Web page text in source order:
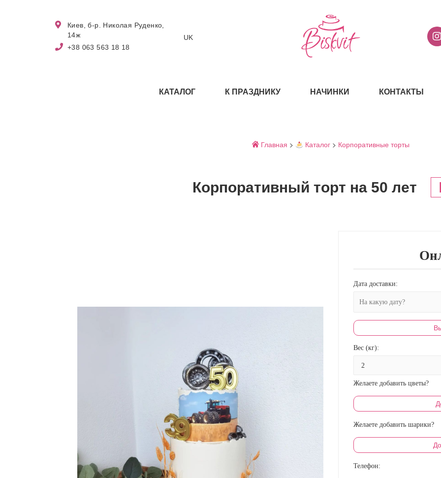
Киев, б-р. Николая Руденко,
14ж
+38 063 563 18 18
UK
КАТАЛОГ К ПРАЗДНИКУ НАЧИНКИ КОНТАКТЫ
Главная > Каталог> Корпоративные торты
Корпоративный торт на 50 лет
Дата доставки:
Вес (кг):
Желаете добавить цветы?
Желаете добавить шарики?
Телефон: